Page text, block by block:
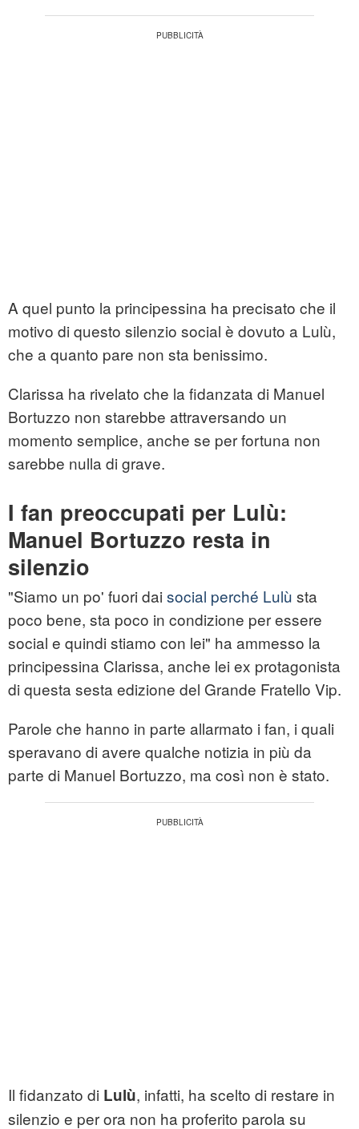
A quel punto la principessina ha precisato che il
motivo di questo silenzio social è dovuto a Lulù,
che a quanto pare non sta benissimo.
Clarissa ha rivelato che la fidanzata di Manuel
Bortuzzo non starebbe attraversando un
momento semplice, anche se per fortuna non
sarebbe nulla di grave.
I fan preoccupati per Lulù:
Manuel Bortuzzo resta in
silenzio
"Siamo un po' fuori dai social perché Lulù sta
poco bene, sta poco in condizione per essere
social e quindi stiamo con lei" ha ammesso la
principessina Clarissa, anche lei ex protagonista
di questa sesta edizione del Grande Fratello Vip.
Parole che hanno in parte allarmato i fan, i quali
speravano di avere qualche notizia in più da
parte di Manuel Bortuzzo, ma così non è stato.
Il fidanzato di Lulù, infatti, ha scelto di restare in
silenzio e per ora non ha proferito parola su